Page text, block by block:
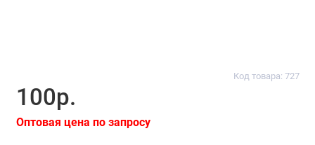
Код товара: 727
100р.
Оптовая цена по запросу